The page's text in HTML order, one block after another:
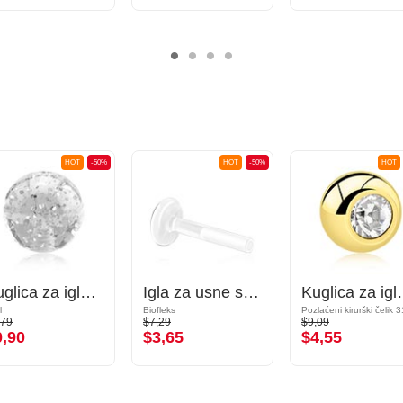
-50%
HOT
Kuglica za igle s navojem (akril, razne boje) s šljokicama
-50%
HOT
Igla za usne s "push-fit" kopčanjem bez navoja (biofleks, razne boje)
Biofleks
$7,29
$3,65
HOT
Kuglica za igle s
Pozlaćeni kirurški čelik
$9,09
$4,55